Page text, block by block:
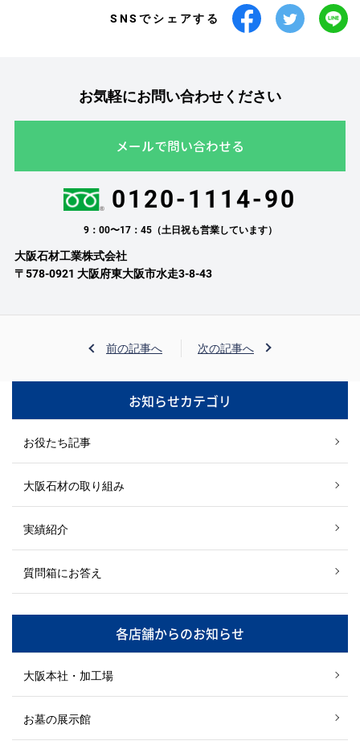
SNSでシェアする
お気軽にお問い合わせください
メールで問い合わせる
0120-1114-90
9：00〜17：45（土日祝も営業しています）
大阪石材工業株式会社
〒578-0921 大阪府東大阪市水走3-8-43
前の記事へ 次の記事へ
お知らせカテゴリ
お役たち記事
大阪石材の取り組み
実績紹介
質問箱にお答え
各店舗からのお知らせ
大阪本社・加工場
お墓の展示館